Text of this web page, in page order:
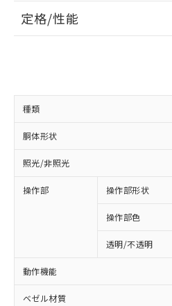
定格/性能
種類
胴体形状
照光/非照光
操作部 操作部形状
操作部色
透明/不透明
動作機能
ベゼル材質